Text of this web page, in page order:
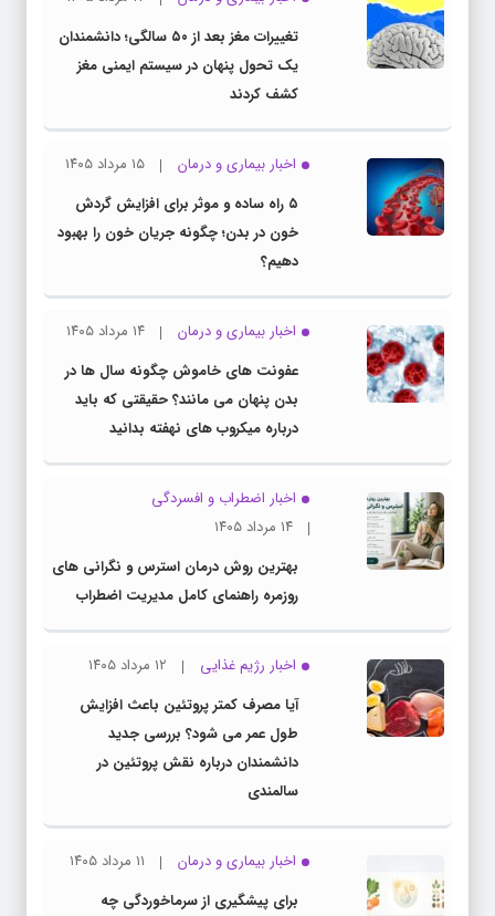
تغییرات مغز بعد از ۵۰ سالگی؛ دانشمندان
یک تحول پنهان در سیستم ایمنی مغز
کشف کردند
اخبار بیماری و درمان
۱۵ مرداد ۱۴۰۵
۵ راه ساده و موثر برای افزایش گردش
خون در بدن؛ چگونه جریان خون را بهبود
دهیم؟
اخبار بیماری و درمان
۱۴ مرداد ۱۴۰۵
عفونت های خاموش چگونه سال ها در
بدن پنهان می مانند؟ حقیقتی که باید
درباره میکروب های نهفته بدانید
اخبار اضطراب و افسردگی
۱۴ مرداد ۱۴۰۵
بهترین روش درمان استرس و نگرانی های
روزمره راهنمای کامل مدیریت اضطراب
اخبار رژیم غذایی
۱۲ مرداد ۱۴۰۵
آیا مصرف کمتر پروتئین باعث افزایش
طول عمر می شود؟ بررسی جدید
دانشمندان درباره نقش پروتئین در
سالمندی
اخبار بیماری و درمان
۱۱ مرداد ۱۴۰۵
برای پیشگیری از سرماخوردگی چه